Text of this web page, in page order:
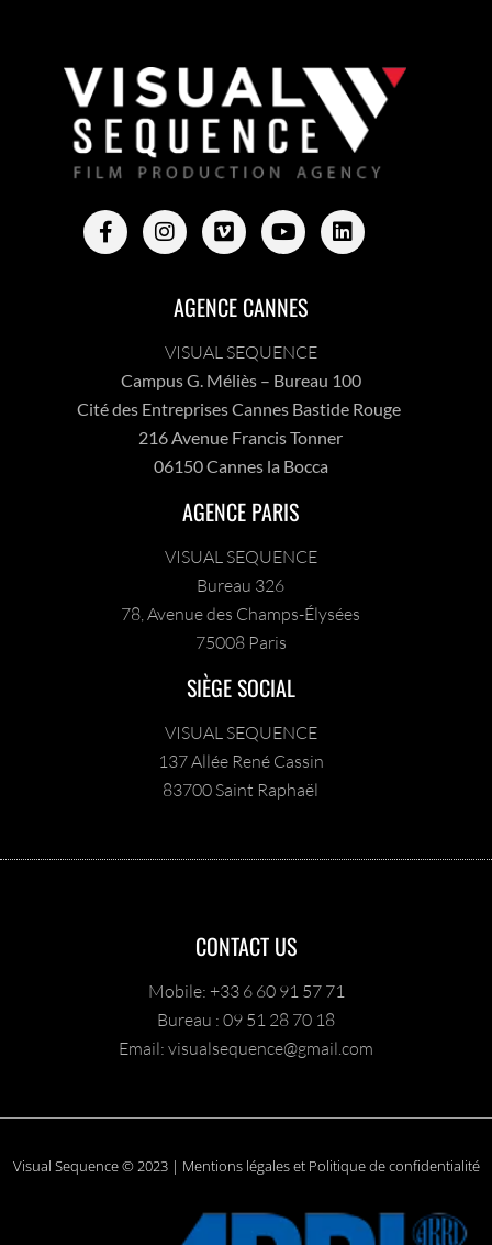
AGENCE CANNES
VISUAL SEQUENCE
Campus G. Méliès – Bureau 100
Cité des Entreprises Cannes Bastide Rouge
216 Avenue Francis Tonner
06150 Cannes la Bocca
AGENCE PARIS
VISUAL SEQUENCE
Bureau 326
78, Avenue des Champs-Élysées
75008 Paris
SIÈGE SOCIAL
VISUAL SEQUENCE
137 Allée René Cassin
83700 Saint Raphaël
CONTACT US
Mobile: +33 6 60 91 57 71
Bureau : 09 51 28 70 18
Email: visualsequence@gmail.com
Visual Sequence © 2023 | Mentions légales et Politique de confidentialité